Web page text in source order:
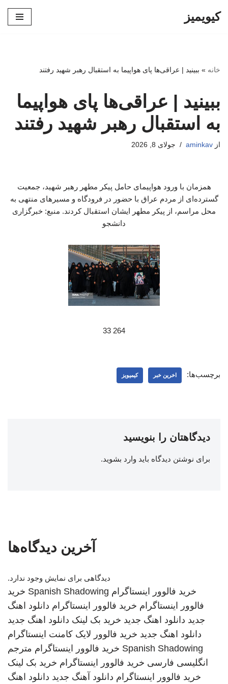
کیویمیز
خانه » ببینید | عراقی‌ها پای هواپیما به استقبال رهبر شهید رفتند
ببینید | عراقی‌ها پای هواپیما
به استقبال رهبر شهید رفتند
از aminkav جولای 8, 2026
همزمان با ورود هواپیمای حامل پیکر مطهر رهبر شهید، جمعیت
گسترده‌ای از مردم عراق با حضور در فرودگاه و مسیرهای منتهی به
محل مراسم، از پیکر مطهر ایشان استقبال کردند. منبع: خبرگزاری
دانشجو
264 33
برچسب‌ها: اخرین خبر کیمیویز
دیدگاهتان را بنویسید
برای نوشتن دیدگاه باید وارد بشوید.
آخرین دیدگاه‌ها
دیدگاهی برای نمایش وجود ندارد.
خرید فالوور اینستاگرام Spanish Shadowing خرید
فالوور اینستاگرام خرید فالوور اینستاگرام دانلود اهنگ
جدید دانلود اهنگ جدید خرید بک لینک دانلود اهنگ جدید
دانلود اهنگ جدید خرید فالوور لایک کامنت اینستاگرام
Spanish Shadowing خرید فالوور اینستاگرام مترجم
انگلیسی فارسی خرید فالوور اینستاگرام خرید بک لینک
خرید فالوور اینستاگرام دانلود آهنگ جدید دانلود اهنگ